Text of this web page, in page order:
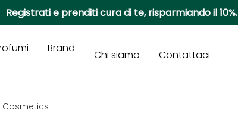
Registrati e prenditi cura di te, risparmiando il 10%.
Brand
Chi siamo Contattaci
Cosmetics